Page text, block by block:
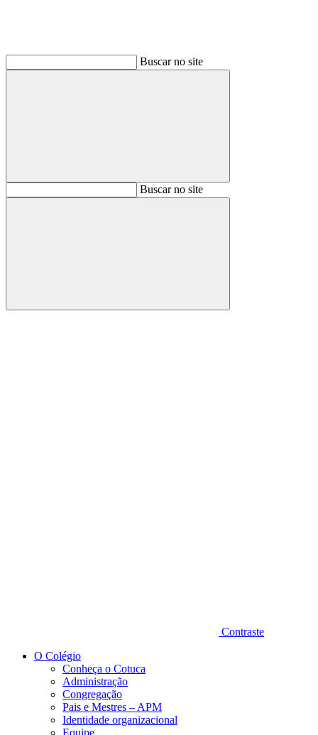
Buscar no site
BuscarBuscar no site
Buscar
Contraste
O Colégio
Conheça o Cotuca
Administração
Congregação
Pais e Mestres – APM
Identidade organizacional
Equipe